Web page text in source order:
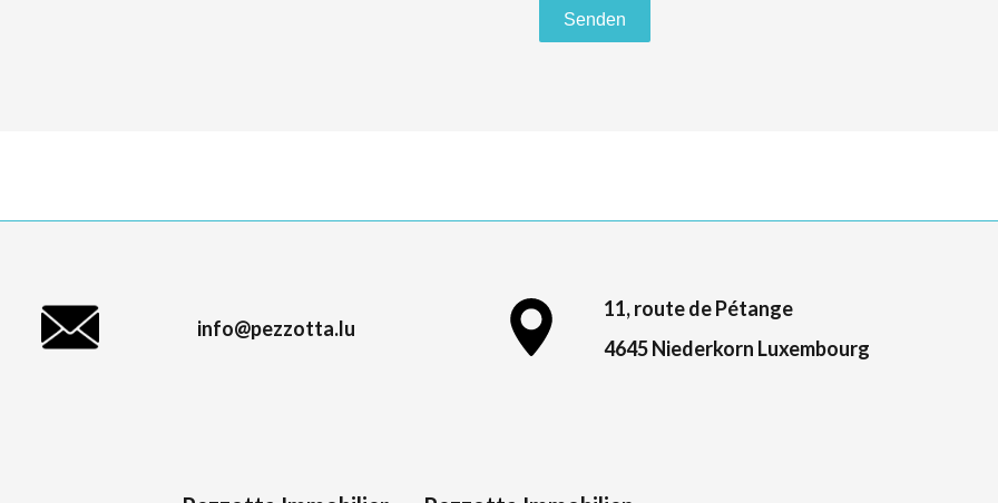
Senden
info@pezzotta.lu
11, route de Pétange
4645 Niederkorn Luxembourg